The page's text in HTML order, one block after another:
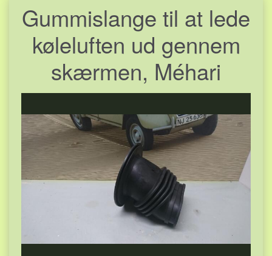
Gummislange til at lede
køleluften ud gennem
skærmen, Méhari